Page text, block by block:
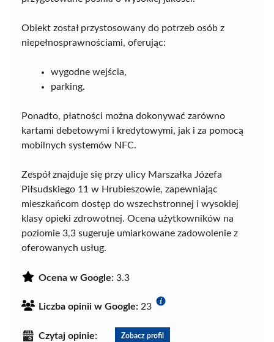
Obiekt został przystosowany do potrzeb osób z
niepełnosprawnościami, oferując:
wygodne wejścia,
parking.
Ponadto, płatności można dokonywać zarówno
kartami debetowymi i kredytowymi, jak i za pomocą
mobilnych systemów NFC.
Zespół znajduje się przy ulicy Marszałka Józefa
Piłsudskiego 11 w Hrubieszowie, zapewniając
mieszkańcom dostęp do wszechstronnej i wysokiej
klasy opieki zdrowotnej. Ocena użytkowników na
poziomie 3,3 sugeruje umiarkowane zadowolenie z
oferowanych usług.
Ocena w Google: 3.3
Liczba opinii w Google: 23
Czytaj opinie: Zobacz profil